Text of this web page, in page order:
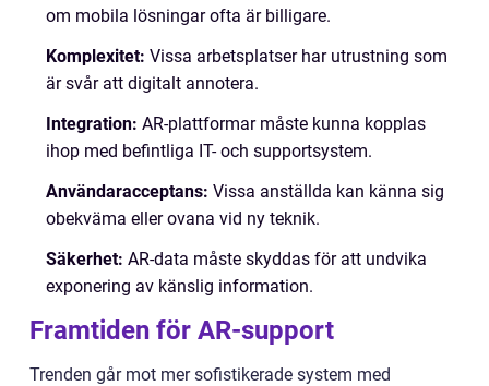
om mobila lösningar ofta är billigare.
Komplexitet: Vissa arbetsplatser har utrustning som
är svår att digitalt annotera.
Integration: AR-plattformar måste kunna kopplas
ihop med befintliga IT- och supportsystem.
Användaracceptans: Vissa anställda kan känna sig
obekväma eller ovana vid ny teknik.
Säkerhet: AR-data måste skyddas för att undvika
exponering av känslig information.
Framtiden för AR-support
Trenden går mot mer sofistikerade system med